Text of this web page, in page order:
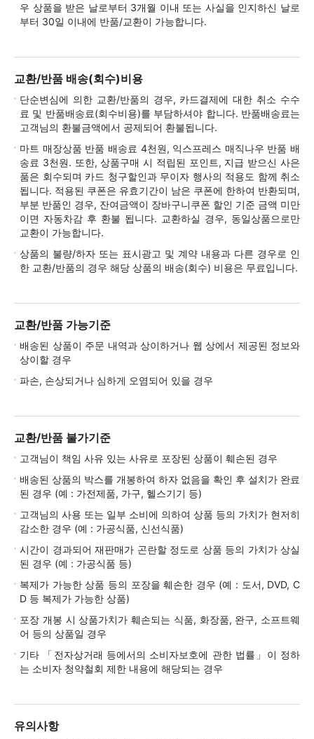
우 상품을 받은 날로부터 3개월 이내 또는 사실을 인지하신 날로
부터 30일 이내에 반품/교환이 가능합니다.
교환/반품 배송(회수)비용
단순변심에 의한 교환/반품의 경우, 카드결제에 대한 취소 수수
료 및 반품배송료(회수비용)를 부담하셔야 합니다. 반품배송료는
고객님의 환불금액에서 공제되어 환불됩니다.
마트 매장상품 반품 배송료 4천원, 익스프레스 매직나우 반품 배
송료 3천원. 또한, 상품구매 시 적립된 포인트, 지급 받으신 사은
품은 회수되며 카드 청구할인과 무이자 행사의 적용도 함께 취소
됩니다. 적용된 쿠폰은 유효기간이 남은 쿠폰에 한하여 반환되며,
부분 반품인 경우, 잔여금액이 장바구니쿠폰 할인 기준 금액 미만
이면 자동차감 후 환불 됩니다. 교환하실 경우, 동일상품으로만
교환이 가능합니다.
상품의 불량/하자 또는 표시광고 및 계약 내용과 다른 경우로 인
한 교환/반품의 경우 해당 상품의 배송(회수) 비용은 무료입니다.
교환/반품 가능기준
배송된 상품이 주문 내역과 상이하거나 웹 상에서 제공된 정보와
상이할 경우
파손, 손상되거나 심하게 오염되어 있을 경우
교환/반품 불가기준
고객님이 책임 사유 있는 사유로 포장된 상품이 훼손된 경우
배송된 상품의 박스를 개봉하여 하자 없음을 확인 후 설치가 완료
된 경우 (예 : 가전제품, 가구, 헬스기기 등)
고객님의 사용 또는 일부 소비에 의하여 상품 등의 가치가 현저히
감소한 경우 (예 : 가공식품, 신선식품)
시간이 경과되어 재판매가 곤란할 정도로 상품 등의 가치가 상실
된 경우 (예 : 가공식품 등)
복제가 가능한 상품 등의 포장을 훼손한 경우 (예 : 도서, DVD, C
D 등 복제가 가능한 상품)
포장 개봉 시 상품가치가 훼손되는 식품, 화장품, 완구, 소프트웨
어 등의 상품일 경우
기타 「전자상거래 등에서의 소비자보호에 관한 법률」이 정하
는 소비자 청약철회 제한 내용에 해당되는 경우
유의사항